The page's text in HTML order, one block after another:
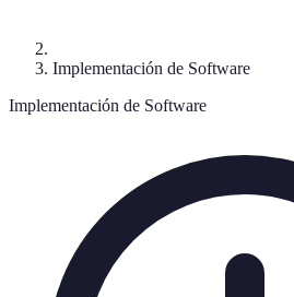
Implementación de Software
Implementación de Software